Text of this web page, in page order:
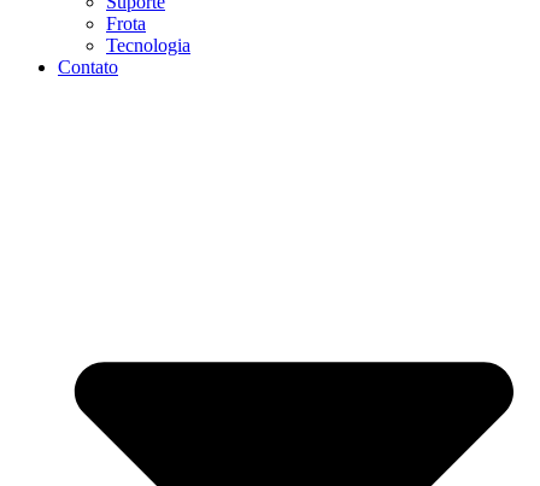
Frota
Tecnologia
Contato